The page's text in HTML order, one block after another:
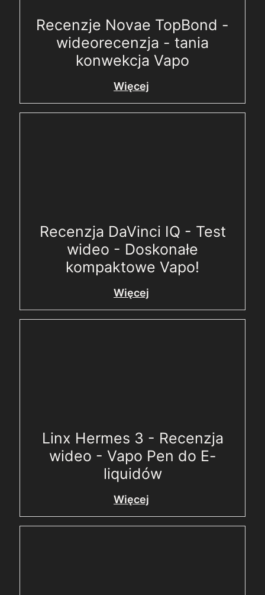
Recenzje Novae TopBond -
wideorecenzja - tania
konwekcja Vapo
Więcej
Recenzja DaVinci IQ - Test
wideo - Doskonałe
kompaktowe Vapo!
Więcej
Linx Hermes 3 - Recenzja
wideo - Vapo Pen do E-
liquidów
Więcej